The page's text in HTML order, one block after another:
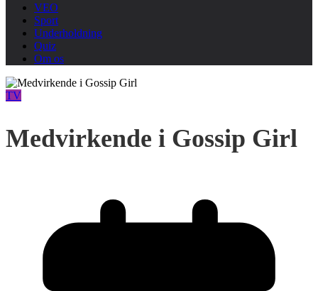
VEO
Sport
Underholdning
Quiz
Om os
TV
Medvirkende i Gossip Girl